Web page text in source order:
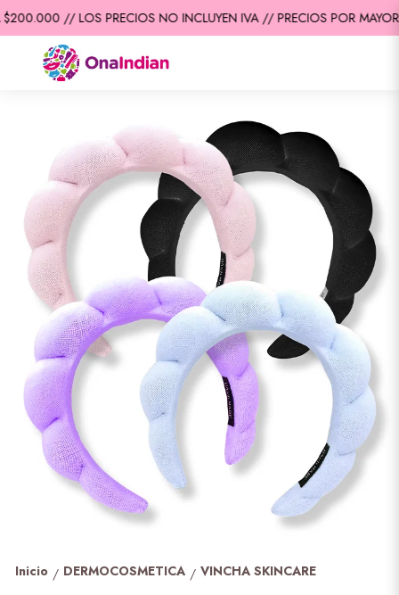
// LOS PRECIOS NO INCLUYEN IVA // PRECIOS POR MAYOR
Inicio / DERMOCOSMETICA / VINCHA SKINCARE